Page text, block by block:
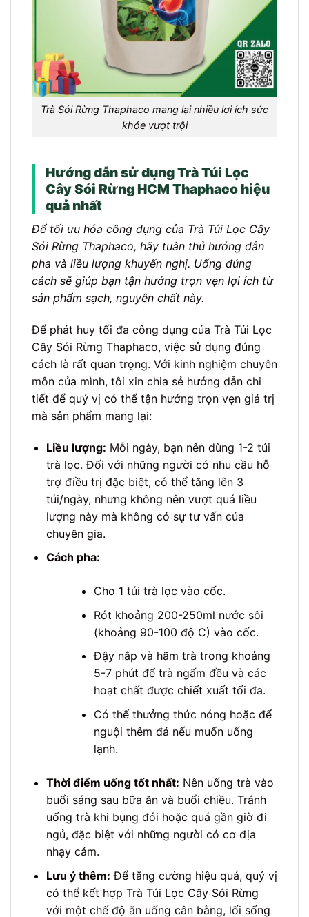
Trà Sói Rừng Thaphaco mang lại nhiều lợi ích sức
khỏe vượt trội
Hướng dẫn sử dụng Trà Túi Lọc
Cây Sói Rừng HCM Thaphaco hiệu
quả nhất
Để tối ưu hóa công dụng của Trà Túi Lọc Cây
Sói Rừng Thaphaco, hãy tuân thủ hướng dẫn
pha và liều lượng khuyến nghị. Uống đúng
cách sẽ giúp bạn tận hưởng trọn vẹn lợi ích từ
sản phẩm sạch, nguyên chất này.
Để phát huy tối đa công dụng của Trà Túi Lọc
Cây Sói Rừng Thaphaco, việc sử dụng đúng
cách là rất quan trọng. Với kinh nghiệm chuyên
môn của mình, tôi xin chia sẻ hướng dẫn chi
tiết để quý vị có thể tận hưởng trọn vẹn giá trị
mà sản phẩm mang lại:
Liều lượng: Mỗi ngày, bạn nên dùng 1-2 túi
trà lọc. Đối với những người có nhu cầu hỗ
trợ điều trị đặc biệt, có thể tăng lên 3
túi/ngày, nhưng không nên vượt quá liều
lượng này mà không có sự tư vấn của
chuyên gia.
Cách pha:
Cho 1 túi trà lọc vào cốc.
Rót khoảng 200-250ml nước sôi
(khoảng 90-100 độ C) vào cốc.
Đậy nắp và hãm trà trong khoảng
5-7 phút để trà ngấm đều và các
hoạt chất được chiết xuất tối đa.
Có thể thưởng thức nóng hoặc để
nguội thêm đá nếu muốn uống
lạnh.
Thời điểm uống tốt nhất: Nên uống trà vào
buổi sáng sau bữa ăn và buổi chiều. Tránh
uống trà khi bụng đói hoặc quá gần giờ đi
ngủ, đặc biệt với những người có cơ địa
nhạy cảm.
Lưu ý thêm: Để tăng cường hiệu quả, quý vị
có thể kết hợp Trà Túi Lọc Cây Sói Rừng
với một chế độ ăn uống cân bằng, lối sống